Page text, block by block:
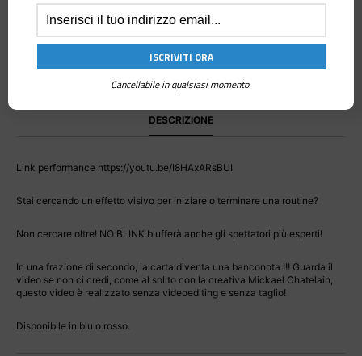
CATEGORIA:CLOSE-UP
DESCRIZIONE
Link performance https://youtu.be/I8HAxARsBUI
Stai cercando un effetto visivo per iniziare o terminare una routine?
Non cercare oltre! NO BLINK blufferà anche gli spettatori più esperti!
In una frazione di secondo, la carta diventa una banconota !!! Guarda il
video se non ci credi, come al solito con la creativa Mickael Chatelain,
questo video è realizzato senza videoediting e senza taglio!
Disponibile in blu o rosso.
Cancellabile in qualsiasi momento.